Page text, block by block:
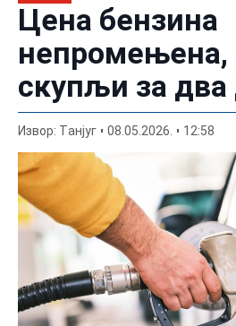
Цена бензина
непромењена,
скупљи за два
Извор: Tанјуг 08.05.2026. 12:58